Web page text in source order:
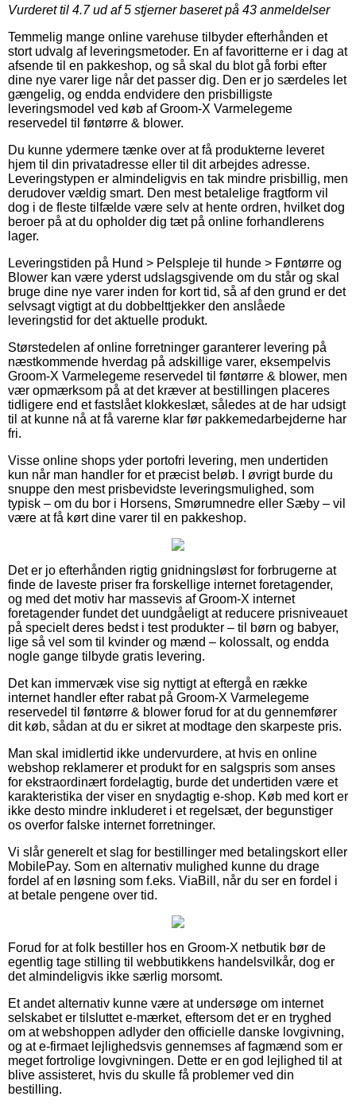
Vurderet til 4.7ud af 5 stjerner baseret på 43 anmeldelser
Temmelig mange online varehuse tilbyder efterhånden et
stort udvalg af leveringsmetoder. En af favoritterne er i dag at
afsende til en pakkeshop, og så skal du blot gå forbi efter
dine nye varer lige når det passer dig. Den er jo særdeles let
gængelig, og endda endvidere den prisbilligste
leveringsmodel ved køb af Groom-X Varmelegeme
reservedel til føntørre & blower.
Du kunne ydermere tænke over at få produkterne leveret
hjem til din privatadresse eller til dit arbejdes adresse.
Leveringstypen er almindeligvis en tak mindre prisbillig, men
derudover vældig smart. Den mest betalelige fragtform vil
dog i de fleste tilfælde være selv at hente ordren, hvilket dog
beroer på at du opholder dig tæt på online forhandlerens
lager.
Leveringstiden på Hund > Pelspleje til hunde > Føntørre og
Blower kan være yderst udslagsgivende om du står og skal
bruge dine nye varer inden for kort tid, så af den grund er det
selvsagt vigtigt at du dobbelttjekker den anslåede
leveringstid for det aktuelle produkt.
Størstedelen af online forretninger garanterer levering på
næstkommende hverdag på adskillige varer, eksempelvis
Groom-X Varmelegeme reservedel til føntørre & blower, men
vær opmærksom på at det kræver at bestillingen placeres
tidligere end et fastslået klokkeslæt, således at de har udsigt
til at kunne nå at få varerne klar før pakkemedarbejderne har
fri.
Visse online shops yder portofri levering, men undertiden
kun når man handler for et præcist beløb. I øvrigt burde du
snuppe den mest prisbevidste leveringsmulighed, som
typisk – om du bor i Horsens, Smørumnedre eller Sæby – vil
være at få kørt dine varer til en pakkeshop.
Det er jo efterhånden rigtig gnidningsløst for forbrugerne at
finde de laveste priser fra forskellige internet foretagender,
og med det motiv har massevis af Groom-X internet
foretagender fundet det uundgåeligt at reducere prisniveauet
på specielt deres bedst i test produkter – til børn og babyer,
lige så vel som til kvinder og mænd – kolossalt, og endda
nogle gange tilbyde gratis levering.
Det kan immervæk vise sig nyttigt at eftergå en række
internet handler efter rabat på Groom-X Varmelegeme
reservedel til føntørre & blower forud for at du gennemfører
dit køb, sådan at du er sikret at modtage den skarpeste pris.
Man skal imidlertid ikke undervurdere, at hvis en online
webshop reklamerer et produkt for en salgspris som anses
for ekstraordinært fordelagtig, burde det undertiden være et
karakteristika der viser en snydagtig e-shop. Køb med kort er
ikke desto mindre inkluderet i et regelsæt, der begunstiger
os overfor falske internet forretninger.
Vi slår generelt et slag for bestillinger med betalingskort eller
MobilePay. Som en alternativ mulighed kunne du drage
fordel af en løsning som f.eks. ViaBill, når du ser en fordel i
at betale pengene over tid.
Forud for at folk bestiller hos en Groom-X netbutik bør de
egentlig tage stilling til webbutikkens handelsvilkår, dog er
det almindeligvis ikke særlig morsomt.
Et andet alternativ kunne være at undersøge om internet
selskabet er tilsluttet e-mærket, eftersom det er en tryghed
om at webshoppen adlyder den officielle danske lovgivning,
og at e-firmaet lejlighedsvis gennemses af fagmænd som er
meget fortrolige lovgivningen. Dette er en god lejlighed til at
blive assisteret, hvis du skulle få problemer ved din
bestilling.